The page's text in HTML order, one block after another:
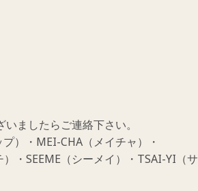
ましたらご連絡下さい。
）・MEI-CHA（メイチャ）・
・SEEME（シーメイ）・TSAI-YI（サ